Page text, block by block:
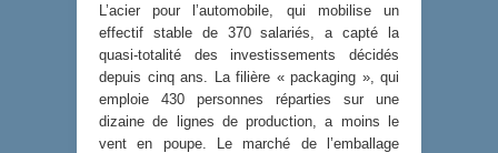
L’acier pour l’automobile, qui mobilise un
effectif stable de 370 salariés, a capté la
quasi-totalité des investissements décidés
depuis cinq ans. La filière « packaging », qui
emploie 430 personnes réparties sur une
dizaine de lignes de production, a moins le
vent en poupe. Le marché de l’emballage